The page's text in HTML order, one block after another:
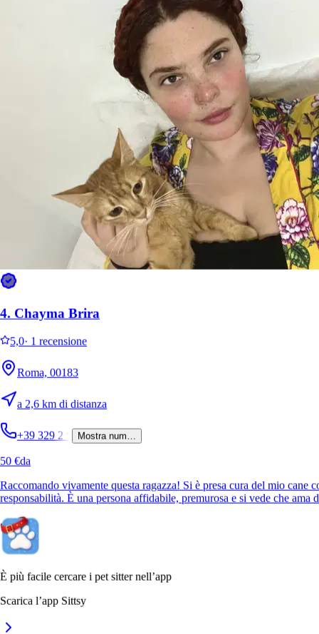
Ho affidato il mio cane a Cristina per 1 settimana. Posso dire di
essere rimasta colpita dalla sua empatia, simpatia e dolcezza con cui
ha accolto da subito il mio cane. Inoltre mi ha costantemente ma
È più facile cercare i pet sitter nell’app
Scarica l’app Sittsy
4. Chayma Brira
5,0· 1 recensione
Roma, 00183
a 2,6 km di distanza
+39 329 2 Mostra num…
50 €da
Raccomando vivamente questa ragazza! Si è presa cura del mio cane
responsabilità. È una persona affidabile, premurosa e si vede che
È più facile cercare i pet sitter nell’app
Scarica l’app Sittsy